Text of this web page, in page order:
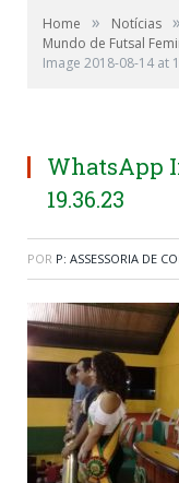
Home » Notícias »
Mundo de Futsal
Image 2018-08-14 at
WhatsApp
19.36.23
POR P: ASSESSORIA DE